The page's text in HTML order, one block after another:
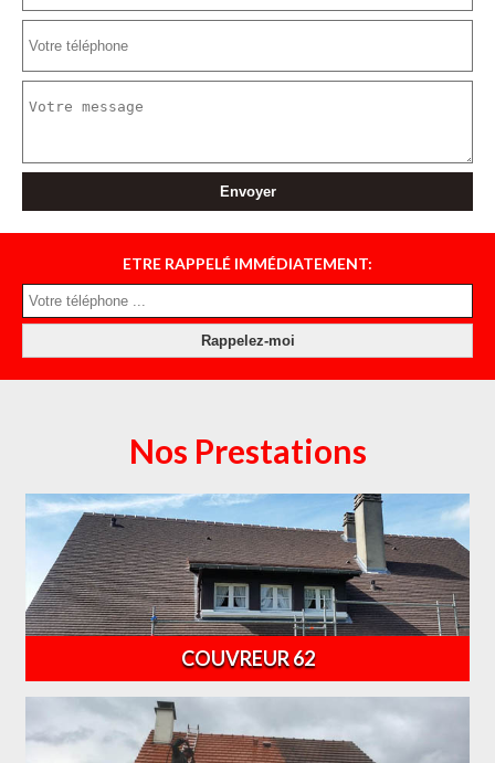
ETRE RAPPELÉ IMMÉDIATEMENT:
Nos Prestations
COUVREUR 62